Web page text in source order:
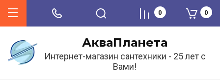
АкваПланета
Интернет-магазин сантехники - 25 лет с
Вами!
0 0